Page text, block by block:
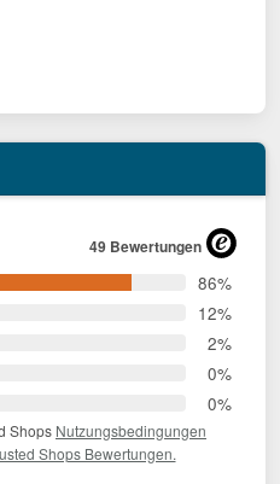
49 Bewertungen
86%
12%
2%
0%
0%
Shops Nutzungsbedingungen
Shops Bewertungen.